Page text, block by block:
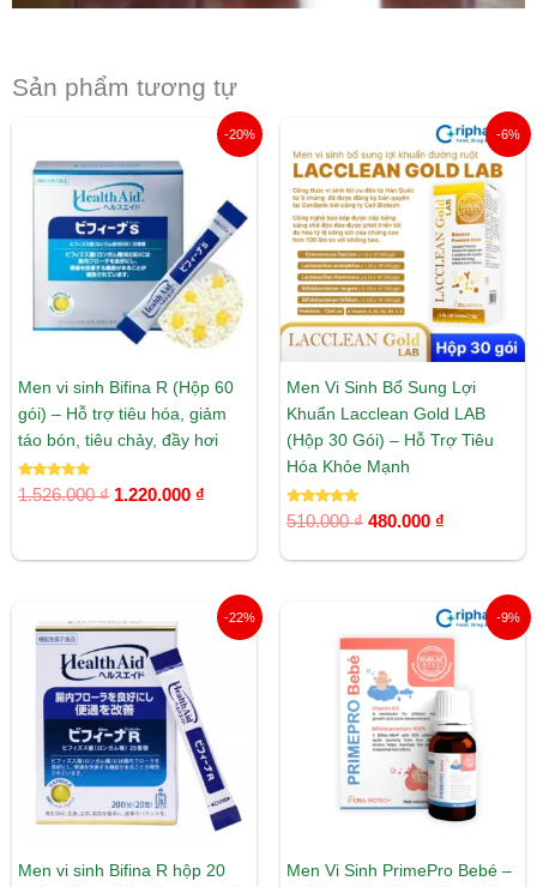
Sản phẩm tương tự
-20%
Men vi sinh Bifina R (Hộp 60
gói) – Hỗ trợ tiêu hóa, giảm
táo bón, tiêu chảy, đầy hơi
Được xếp
hạng
1.526.000₫
là:
1.526.000 ₫.
1.220.000 ₫
Giá
hiện
1.220.000 ₫.
-6%
Men Vi Sinh Bổ Sung Lợi
Khuẩn Lacclean Gold LAB
(Hộp 30 Gói) – Hỗ Trợ Tiêu
Hóa Khỏe Mạnh
Được xếp
hạng
510.000₫
gốc
là:
510.000 ₫.
480.000 ₫
Giá
hiện
tại
là:
480.000 ₫.
-22%
Men vi sinh Bifina R hộp 20
gốc
là:
495.000 ₫.
hiện
tại
là:
386.000 ₫.
-9%
Men Vi Sinh PrimePro Bebé –
gốc
là:
790.000 ₫.
Giá
hiện
tại
là:
720.000 ₫.